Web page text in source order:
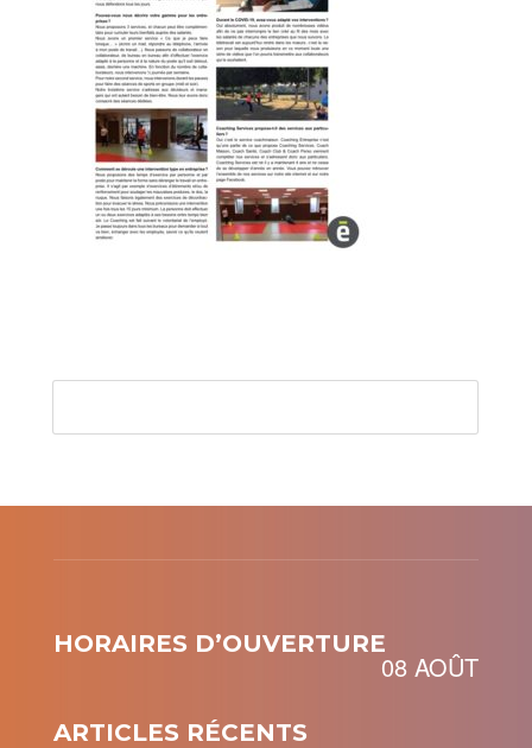
HORAIRES D’OUVERTURE
08 AOÛT
ARTICLES RÉCENTS